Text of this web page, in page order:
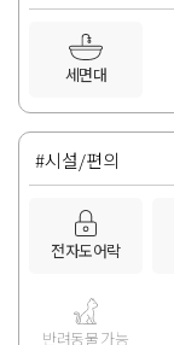
세면대
#시설/편의
전자도어락
반려동물 가능